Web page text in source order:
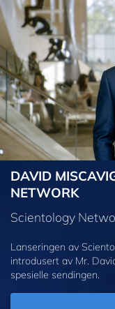
DAVID
NETWORK
Scientology
Lanseringen av
introdusert av Mr.
spesielle sendingen.